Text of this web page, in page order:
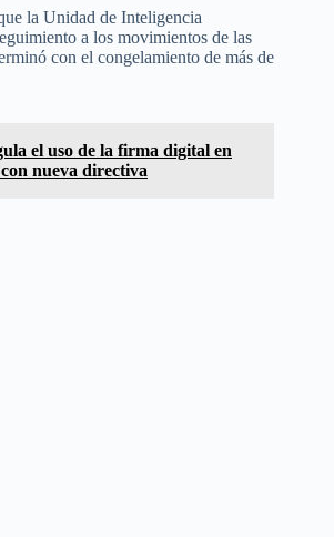
la Unidad de Inteligencia
a los movimientos de las
con el congelamiento de más de
el uso de la firma digital en
nueva directiva